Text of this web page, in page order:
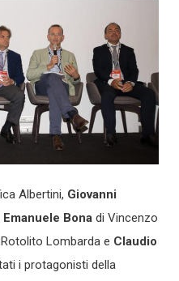
Albertini, Giovanni
Emanuele Bona di Vincenzo
Lombarda e Claudio
i protagonisti della